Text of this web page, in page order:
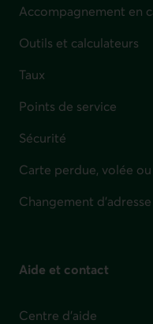
Accompagnement en
Outils et calculateurs
Taux
Points de service
Sécurité
Carte perdue, volée
Changement d'adresse
Aide et contact
Centre d'aide